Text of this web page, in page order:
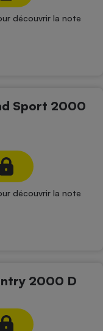
découvrir la note
Sport 2000
découvrir la note
2000 D